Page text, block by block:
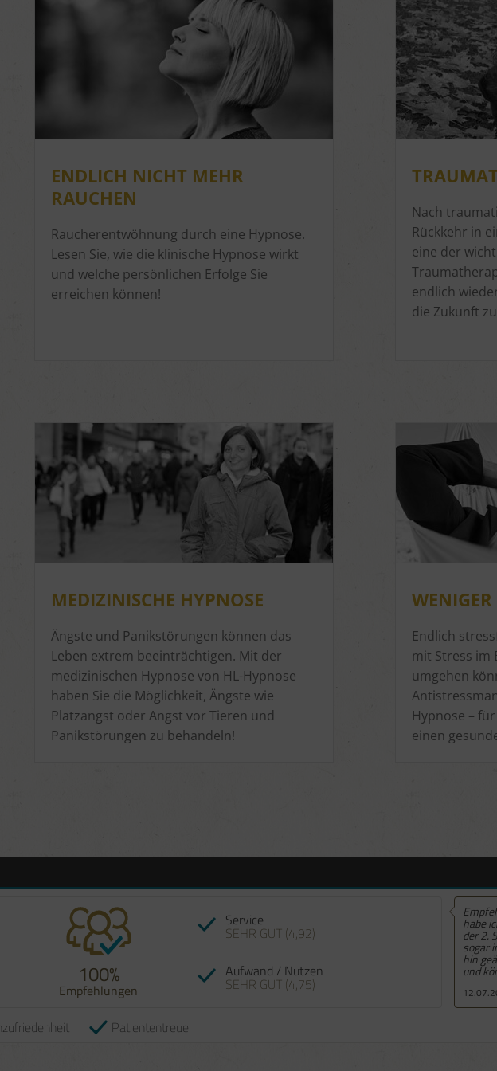
ENDLICH NICHT MEHR
RAUCHEN
Raucherentwöhnung durch eine Hypnose.
Lesen Sie, wie die klinische Hypnose wirkt
und welche persönlichen Erfolge Sie
erreichen können!
Nach
Rückkehr in
eine der
endlich
die Zukunft
MEDIZINISCHE HYPNOSE
Ängste und Panikstörungen können das
Leben extrem beeinträchtigen. Mit der
medizinischen Hypnose von HL-Hypnose
haben Sie die Möglichkeit, Ängste wie
Platzangst oder Angst vor Tieren und
Panikstörungen zu behandeln!
WENIGER
Endlich
mit Stress im
umgehen
Hypnose –
einen
100%
Empfehlungen
Service
SEHR GUT (4,92)
Aufwand / Nutzen
SEHR GUT (4,75)
12.07.2026
habe ich mich viel leichter gefühlt und nach
der 2. Simpson protokoll hypnose hat sich
und körperlich fühle ich mich energievoller.
All
Patiententreue
Erstellung von Profilen zur Personalisierung von Inhalten
Verwendung von Profilen zur Auswahl personalisierter Inhalte
Messung der Performance von Inhalten
Analyse von Zielgruppen durch Statistiken oder Kombinationen von Daten aus
Entwicklung und Verbesserung der Angebote
Verwendung reduzierter Daten zur Auswahl von Inhalten
Besondere Features: